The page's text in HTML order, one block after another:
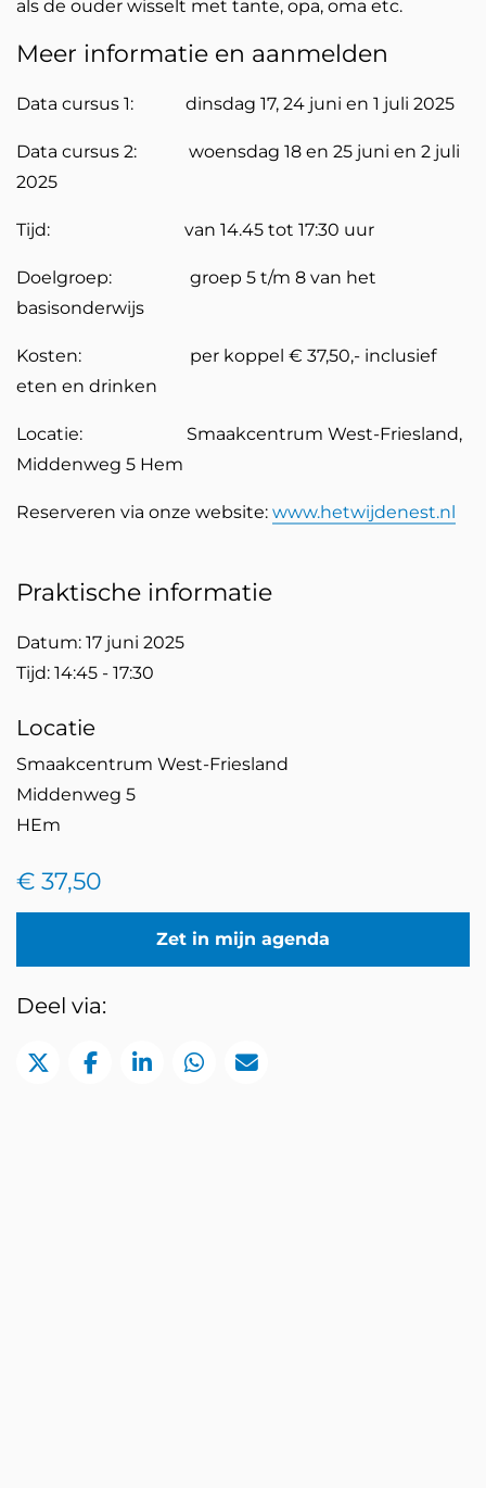
als de ouder wisselt met tante, opa, oma etc.
Meer informatie en aanmelden
Data cursus 1: dinsdag 17, 24 juni en 1 juli 2025
Data cursus 2: woensdag 18 en 25 juni en 2 juli
2025
Tijd: van 14.45 tot 17:30 uur
Doelgroep: groep 5 t/m 8 van het
basisonderwijs
Kosten: per koppel € 37,50,- inclusief
eten en drinken
Locatie: Smaakcentrum West-Friesland,
Middenweg 5 Hem
Reserveren via onze website: www.hetwijdenest.nl
Praktische informatie
Datum: 17 juni 2025
Tijd: 14:45 - 17:30
Locatie
Smaakcentrum West-Friesland
Middenweg 5
HEm
€ 37,50
Zet in mijn agenda
Deel via:
Deel via Twitter
Deel via Facebook
Deel via LinkedIn
Deel via WhatsApp